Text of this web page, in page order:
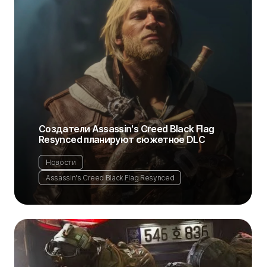
Создатели Assassin's Creed Black Flag
Resynced планируют сюжетное DLC
Новости
Assassin's Creed Black Flag Resynced